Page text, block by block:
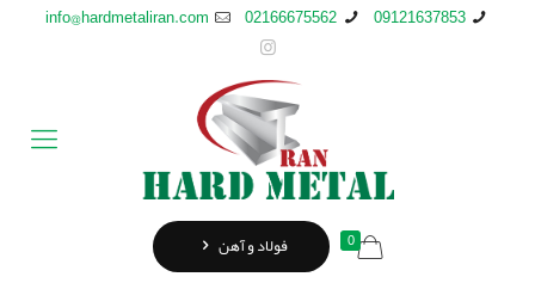
09121637853
02166675562
info@hardmetaliran.com
0 فولاد و آهن